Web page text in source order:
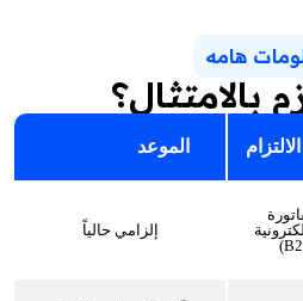
هامه
بالامتثال؟
الالتزام الموعد
إلزامي حالياً